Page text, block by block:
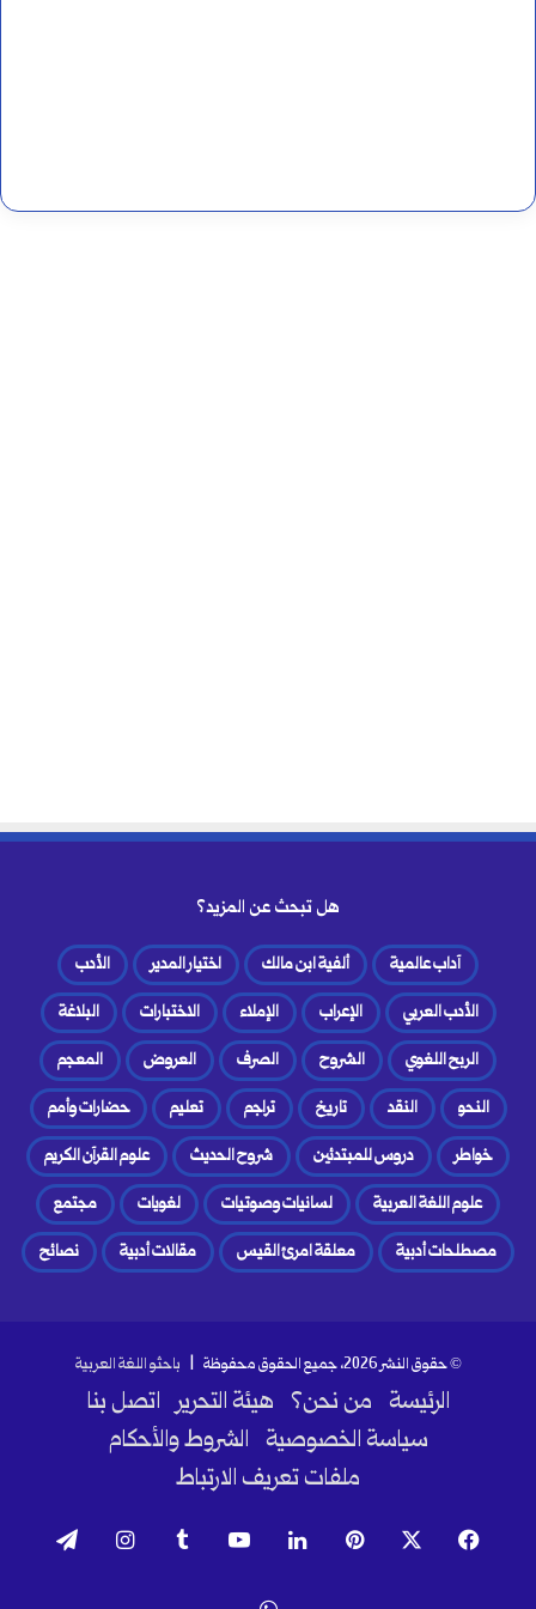
هل تبحث عن المزيد؟
آداب عالمية ألفية ابن مالك اختيار المدير
الأدب
الأدب العربي
الإعراب الإملاء الاختبارات
البلاغة
الربح اللغوي
الشروح الصرف العروض
المعجم
النحو
النقد تاريخ تراجم تعليم
حضارات وأمم
خواطر
دروس للمبتدئين شروح الحديث
علوم القرآن الكريم
علوم اللغة العربية
لسانيات وصوتيات لغويات
مجتمع
مصطلحات أدبية
معلقة امرئ القيس مقالات أدبية نصائح
© حقوق النشر 2026، جميع الحقوق محفوظة | باحثو اللغة العربية
الرئيسة من نحن؟ هيئة التحرير اتصل بنا
سياسة الخصوصية الشروط والأحكام
ملفات تعريف الارتباط
فيسبوك بينتيريست لينكدإن ‫YouTube انستقرام